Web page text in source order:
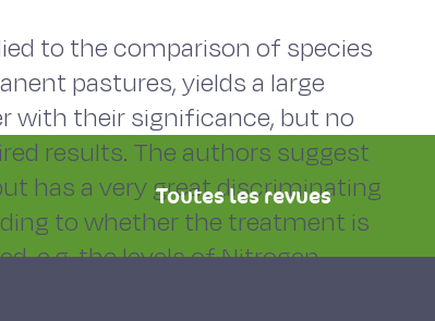
to the comparison of species
pastures, yields a large
with their significance, but no
results. The authors suggest
has a very great discriminating
to whether the treatment is
e.g. the levels of Nitrogen
Toutes les revues